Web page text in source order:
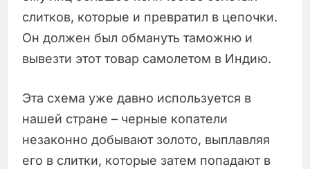
слитков, которые и превратил в цепочки.
Он должен был обмануть таможню и
вывезти этот товар самолетом в Индию.
Эта схема уже давно используется в
нашей стране – черные копатели
незаконно добывают золото, выплавляя
его в слитки, которые затем попадают в